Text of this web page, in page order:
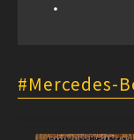
Mercedes-